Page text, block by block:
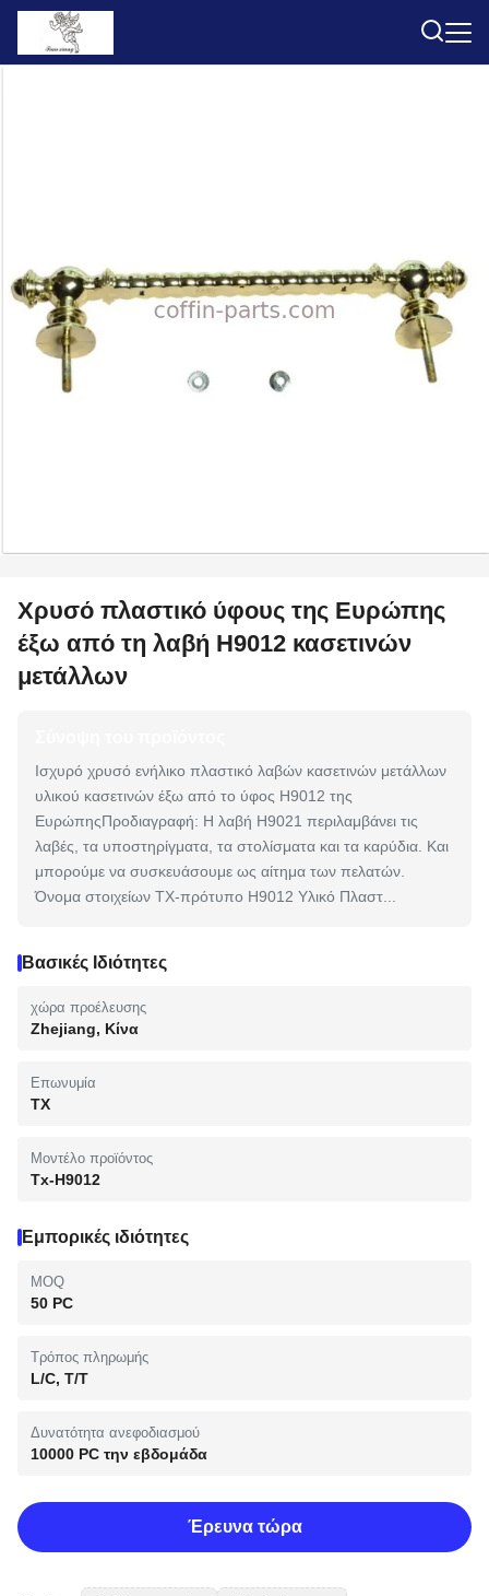
Χρυσό πλαστικό ύφους της Ευρώπης
έξω από τη λαβή H9012 κασετινών
μετάλλων
Ισχυρό χρυσό ενήλικο πλαστικό λαβών κασετινών μετάλλων
υλικού κασετινών έξω από το ύφος H9012 της
ΕυρώπηςΠροδιαγραφή: Η λαβή H9021 περιλαμβάνει τις
λαβές, τα υποστηρίγματα, τα στολίσματα και τα καρύδια. Και
μπορούμε να συσκευάσουμε ως αίτημα των πελατών.
Όνομα στοιχείων TX-πρότυπο H9012 Υλικό Πλαστ...
Βασικές Ιδιότητες
χώρα προέλευσης
Zhejiang, Κίνα
Επωνυμία
TX
Μοντέλο προϊόντος
Tx-H9012
Εμπορικές ιδιότητες
MOQ
50 PC
Τρόπος πληρωμής
L/C, T/T
Δυνατότητα ανεφοδιασμού
10000 PC την εβδομάδα
Έρευνα τώρα